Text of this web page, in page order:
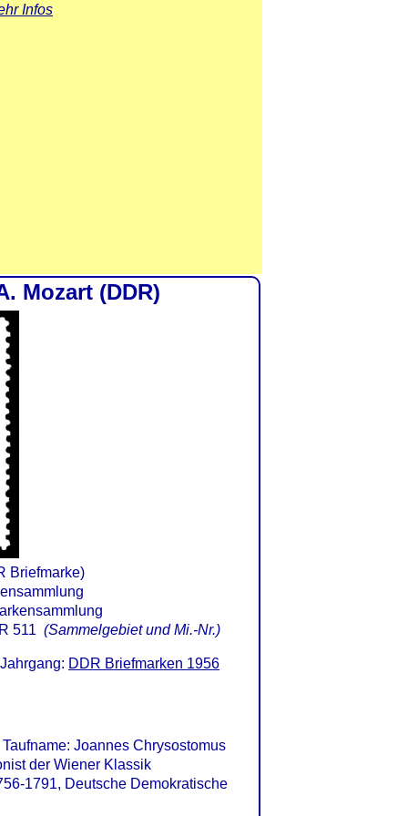
Infos
Mozart (DDR)
Briefmarke)
511 (Sammelgebiet und Mi.-Nr.)
DDR Briefmarken 1956
Joannes Chrysostomus
der Wiener Klassik
1791, Deutsche Demokratische